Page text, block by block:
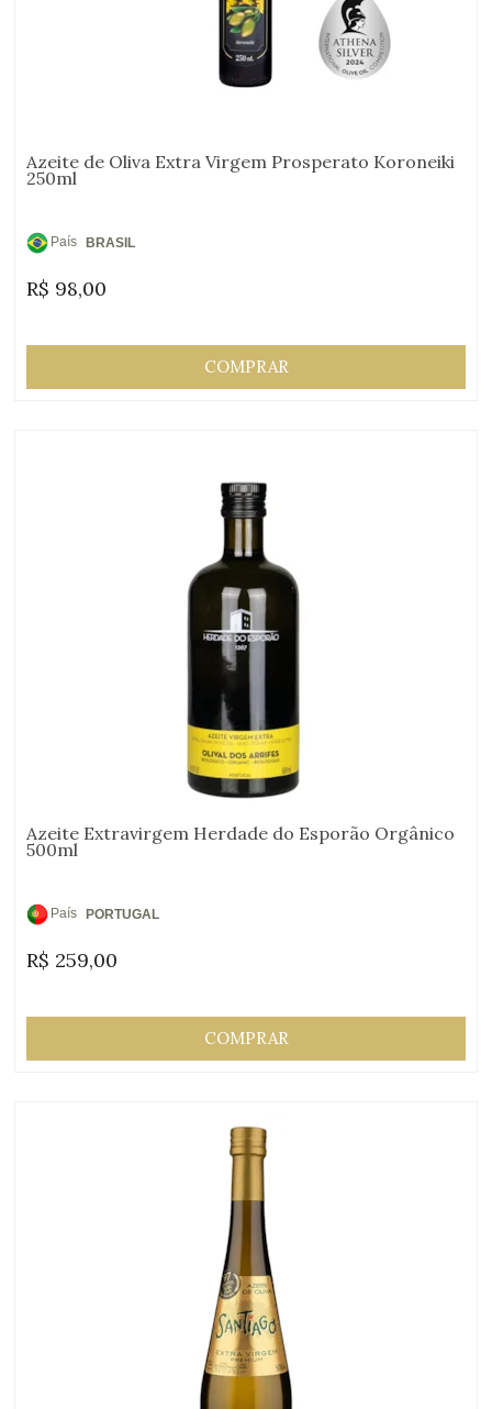
Azeite de Oliva Extra Virgem Prosperato Koroneiki
250ml
País
Origem:
BRASIL
R$ 98,00
COMPRAR
Azeite Extravirgem Herdade do Esporão Orgânico
500ml
País
Origem:
PORTUGAL
R$ 259,00
COMPRAR